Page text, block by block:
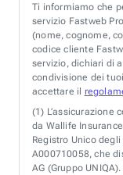
Ti informiamo che
servizio Fastweb
(nome, cognome,
codice cliente
servizio, dichiari di
condivisione dei
accettare il
(1) L’assicurazione
da Wallife
Registro Unico
A000710058, che
AG (Gruppo